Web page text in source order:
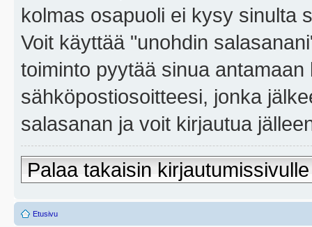
kolmas osapuoli ei kysy sinulta
Voit käyttää "unohdin
toiminto pyytää sinua
sähköpostiosoitteesi, jonka
salasanan ja voit kirjautua
Palaa takaisin kirjautumissivulle
Etusivu